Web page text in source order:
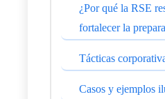
¿Por qué la RSE
fortalecer la
Tácticas
Casos y ejemplos